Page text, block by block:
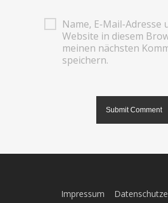
Name, E-Mail-Adresse
Website in diesem
meinen nächsten
speichern.
Impressum